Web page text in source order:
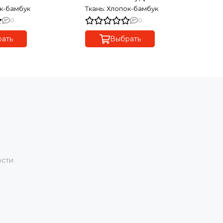
бамбук
0
Ткань: Хлопок-бамбук
0
Выбрать